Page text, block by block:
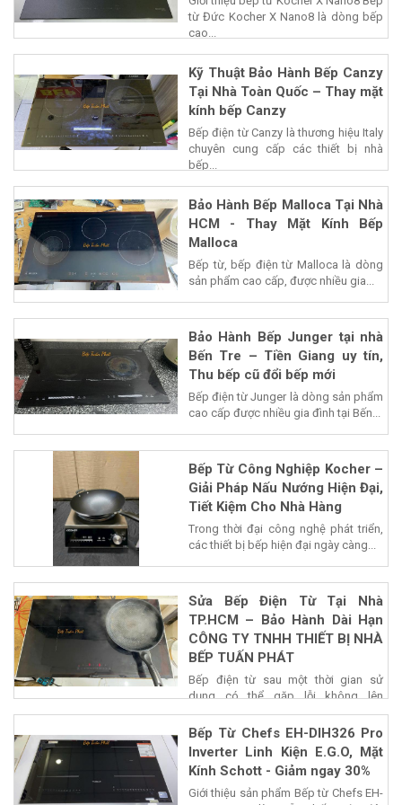
từ Đức Kocher X Nano8 là dòng bếp
cao...
Kỹ Thuật Bảo Hành Bếp Canzy
Tại Nhà Toàn Quốc – Thay mặt
kính bếp Canzy
Bếp điện từ Canzy là thương hiệu Italy
chuyên cung cấp các thiết bị nhà
bếp...
Bảo Hành Bếp Malloca Tại Nhà
HCM - Thay Mặt Kính Bếp
Malloca
Bếp từ, bếp điện từ Malloca là dòng
sản phẩm cao cấp, được nhiều gia...
Bảo Hành Bếp Junger tại nhà
Bến Tre – Tiền Giang uy tín,
Thu bếp cũ đổi bếp mới
Bếp điện từ Junger là dòng sản phẩm
cao cấp được nhiều gia đình tại Bến...
Bếp Từ Công Nghiệp Kocher –
Giải Pháp Nấu Nướng Hiện Đại,
Tiết Kiệm Cho Nhà Hàng
Trong thời đại công nghệ phát triển,
các thiết bị bếp hiện đại ngày càng...
Sửa Bếp Điện Từ Tại Nhà
TP.HCM – Bảo Hành Dài Hạn
CÔNG TY TNHH THIẾT BỊ NHÀ
BẾP TUẤN PHÁT
Bếp điện từ sau một thời gian sử
dụng có thể gặp lỗi không lên
nguồn,...
Bếp Từ Chefs EH-DIH326 Pro
Inverter Linh Kiện E.G.O, Mặt
Kính Schott - Giảm ngay 30%
Giới thiệu sản phẩm Bếp từ Chefs EH-